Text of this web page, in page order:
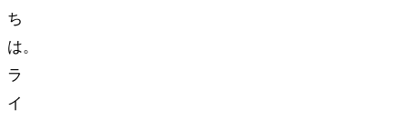
ち
は。
ラ
イ